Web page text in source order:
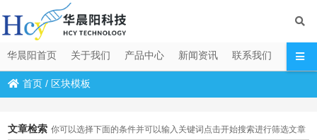
华晨阳首页 关于我们 产品中心 新闻资讯 联系我们
首页 / 区块模板
文章检索 你可以选择下面的条件并可以输入关键词点击开始搜索进行筛选文章